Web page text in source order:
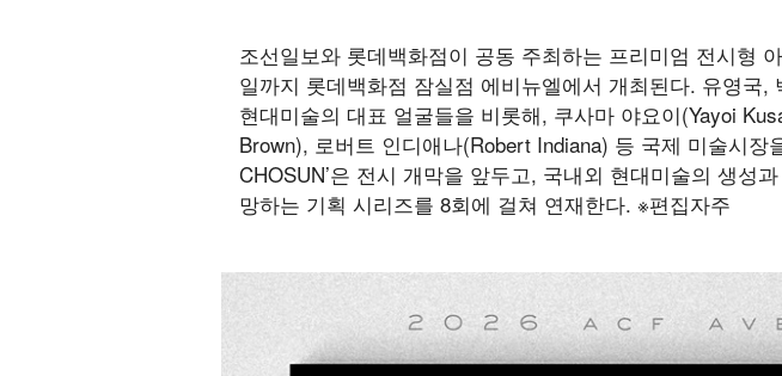
조선일보와 롯데백화점이 공동 주최하는 프리미엄 전시형
일까지 롯데백화점 잠실점 에비뉴엘에서 개최된다. 유영
현대미술의 대표 얼굴들을 비롯해, 쿠사마 야요이(Yayoi
Brown), 로버트 인디애나(Robert Indiana) 등 국제 미술시
CHOSUN’은 전시 개막을 앞두고, 국내외 현대미술의 생성
망하는 기획 시리즈를 8회에 걸쳐 연재한다. ※편집자주